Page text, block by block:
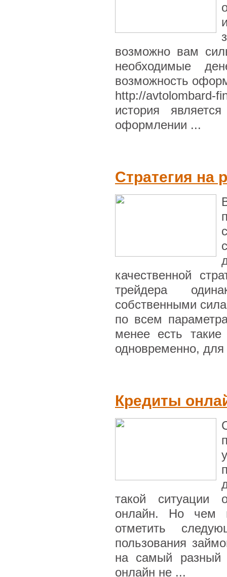
возможно вам
необходимые
возможность
http://avtolombard-
история
оформлении ...
Стратегия на
качественной
трейдера
собственными
по всем
менее есть
одновременно, для
Кредиты
такой ситуации
онлайн. Но чем
отметить
пользования
на самый разный
онлайн не ...